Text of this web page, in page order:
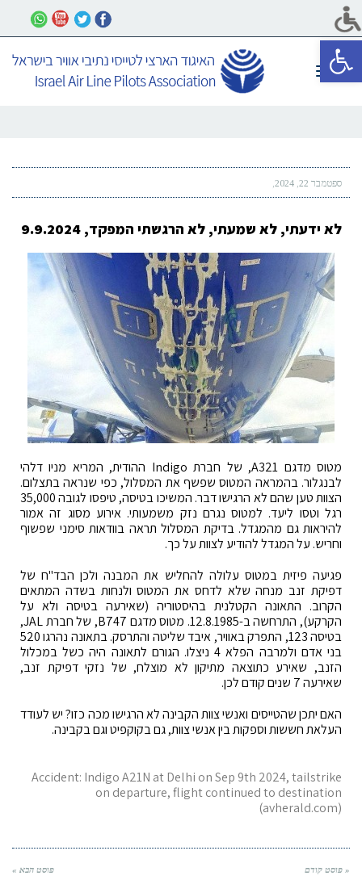
פתח סרגל נגישות
תפריט
ספטמבר 22, 2024
לא ידעתי, לא שמעתי, לא הרגשתי המפקד, 9.9.2024
מטוס מדגם A321, של חברת Indigo ההודית, המריא מניו דלהי
לבנגלור. בהמראה המטוס שפשף את המסלול, כפי שנראה בתצלום.
הצוות טען שהם לא הרגישו דבר. המשיכו בטיסה, טיפסו לגובה 35,000
רגל וטסו ליעד. למטוס נגרם נזק משמעותי. אירוע מסוג זה אמור
להיראות גם מהמגדל. בדיקת המסלול תראה בוודאות סימני שפשוף
וחריש. על המגדל להודיע לצוות על כך.
פגיעה פיזית במטוס עלולה להחליש את המבנה ולכן הבד"ח של
דפיקת זנב מנחה שלא לדחס את המטוס ולנחות בשדה המתאים
הקרוב. התאונה הקטלנית בהיסטוריה (שאירעה בטיסה ולא על
הקרקע), התרחשה ב-12.8.1985. מטוס מדגם B747, של חברת JAL,
בטיסה 123, התפרק באוויר, איבד שליטה והתרסק. בתאונה נהרגו 520
בני אדם ולמרבה הפלא 4 ניצלו. הגורם לתאונה היה כשל במכלול
הזנב, שאירע כתוצאה מתיקון לא מוצלח, של נזקי דפיקת זנב,
שאירעה 7 שנים קודם לכן.
האם יתכן שהטייסים ואנשי צוות הקבינה לא הרגישו מכה כזו? יש לעודד
העלאת חששות וספקות בין אנשי צוות, גם בקוקפיט וגם בקבינה.
Accident: Indigo A21N at Delhi on Sep 9th 2024, tailstrike
on departure, flight continued to destination
(avherald.com)
« פוסט קודם פוסט הבא »